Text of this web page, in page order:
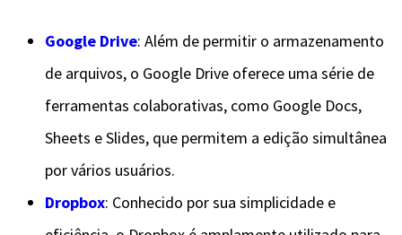
Google Drive: Além de permitir o armazenamento
de arquivos, o Google Drive oferece uma série de
ferramentas colaborativas, como Google Docs,
Sheets e Slides, que permitem a edição simultânea
por vários usuários.
Dropbox: Conhecido por sua simplicidade e